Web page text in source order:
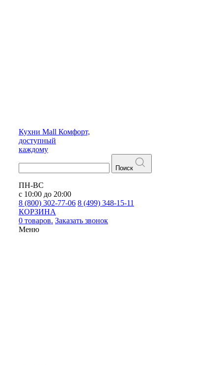
Кухни Mall Комфорт,
доступный
каждому
Поиск
ПН-ВС
с 10:00 до 20:00
8 (800) 302-77-06 8 (499) 348-15-11
КОРЗИНА
0 товаров. Заказать звонок
Меню